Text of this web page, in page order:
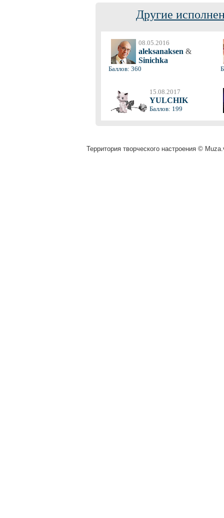
Другие
08.05.2016
aleksanaksen &
Sinichka
Баллов: 360
15.08.2017
YULCHIK
Баллов: 199
Территория творческого настроения ©